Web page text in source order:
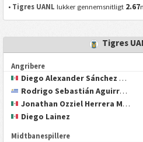
• Tigres UANL lukker gennemsnitligt 2.67
Tigres
Angribere
Diego Alexander Sánchez Guevara
Rodrigo Sebastián Aguirre Soto
Jonathan Ozziel Herrera Morales
Diego Lainez
Midtbanespillere